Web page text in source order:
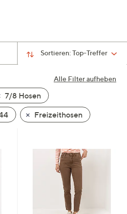
Sortieren:Top-Treffer
Alle Filter aufheben
7/8 Hosen
Freizeithosen